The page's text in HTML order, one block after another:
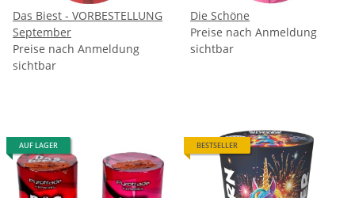
Das Biest - VORBESTELLUNG
September
Preise nach Anmeldung
sichtbar
Die Schöne
Preise nach Anmeldung
sichtbar
AUF LAGER BESTSELLER